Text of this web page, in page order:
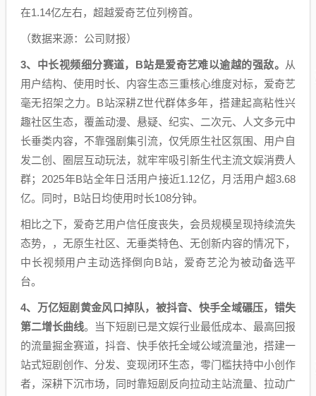
在1.14亿左右，超越爱奇艺位列榜首。
（数据来源：公司财报）
3、 中长视频细分赛道，B站是爱奇艺难以逾越的强敌。
从
用户结构、使用时长、内容生态三重核心维度对标，爱奇艺
毫无招架之力。B站深耕Z世代群体多年，搭建起高粘性兴
趣社区生态，覆盖动漫、悬疑、纪实、二次元、人文多元中
长垂类内容，不靠强剧集引流，仅凭原生社区氛围、用户自
发二创、圈层互动玩法，就牢牢吸引新生代主流文娱消费人
群；2025年B站全年日活用户接近1.12亿，月活用户超3.68
亿。同时，B站日均使用时长108分钟。
相比之下，爱奇艺用户信任度丧失，会员规模呈现持续流失
态势，，无原生社区、无垂类特色、无创新内容的情况下，
中长视频用户主动选择倒向B站，爱奇艺沦为被动备选平
台。
4、 万亿短剧黄金风口掉队，被抖音、快手全域碾压，错失
第二增长曲线。当下短剧已是文娱行业最低成本、最高回报
的流量掘金赛道，抖音、快手依托全域公域流量池，搭建一
站式短剧创作、分发、变现闭环生态，零门槛扶持中小创作
者，深耕下沉市场，同时靠短剧反向拉动主站流量、拉动广